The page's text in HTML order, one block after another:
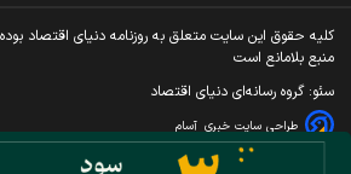
کليه حقوق اين سايت متعلق به روزنامه دنيای اقتصاد
منبع بلامانع است
سئو: گروه رسانه‌ای دنیای اقتصاد
طراحی سایت خبری آسام